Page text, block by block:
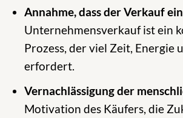
Annahme, dass der Verkauf
Unternehmensverkauf ist ein
Prozess, der viel Zeit, Energie
erfordert.
Vernachlässigung der
Motivation des Käufers, die